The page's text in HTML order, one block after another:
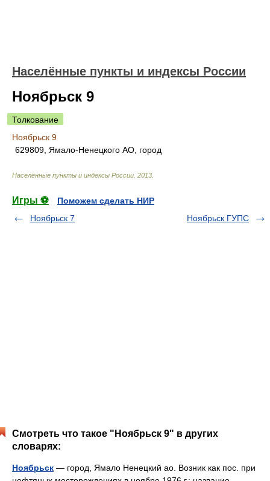
Населённые пункты и индексы России
Ноябрьск 9
Толкование
Ноябрьск 9
629809, Ямало-Ненецкого АО, город
Населённые пункты и индексы России 2013
Игры ⚽
Поможем сделать НИР
Ноябрьск 7
Ноябрьск ГУПС
Смотреть что такое "Ноябрьск 9" в других
словарях:
Ноябрьск — город, Ямало Ненецкий ао. Возник как пос. при